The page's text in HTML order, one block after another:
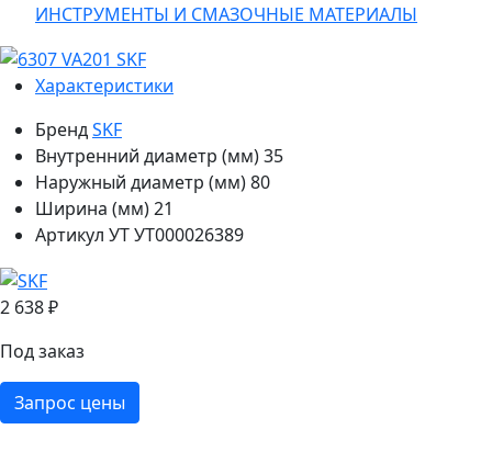
ИНСТРУМЕНТЫ И СМАЗОЧНЫЕ МАТЕРИАЛЫ
Характеристики
БрендSKF
Внутренний диаметр (мм)35
Наружный диаметр (мм)80
Ширина (мм)21
Артикул УТУТ000026389
2 638 ₽
Под заказ
Запрос цены